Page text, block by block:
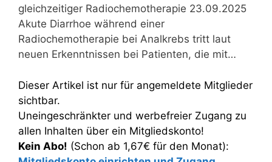
gleichzeitiger Radiochemotherapie 23.09.2025
Akute Diarrhoe während einer
Radiochemotherapie bei Analkrebs tritt laut
neuen Erkenntnissen bei Patienten, die mit…
Dieser Artikel ist nur für angemeldete Mitglieder
sichtbar.
Uneingeschränkter und werbefreier Zugang zu
allen Inhalten über ein Mitgliedskonto!
Kein Abo! (Schon ab 1,67€ für den Monat):